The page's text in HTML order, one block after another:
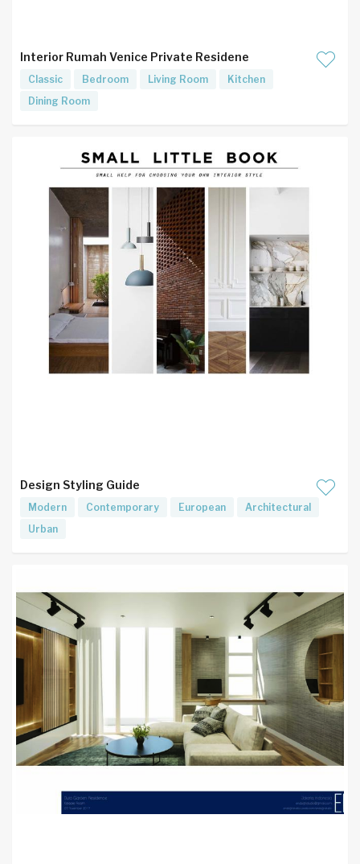
Interior Rumah Venice Private Residene
Classic Bedroom Living Room
Kitchen
Dining Room
Design Styling Guide
Modern Contemporary European
Architectural
Urban